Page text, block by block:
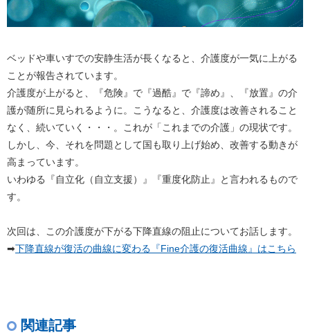
ベッドや車いすでの安静生活が長くなると、介護度が一気に上がる
ことが報告されています。
介護度が上がると、『危険』で『過酷』で『諦め』、『放置』の介
護が随所に見られるように。こうなると、介護度は改善されること
なく、続いていく・・・。これが「これまでの介護」の現状です。
しかし、今、それを問題として国も取り上げ始め、改善する動きが
高まっています。
いわゆる『自立化（自立支援）』『重度化防止』と言われるもので
す。
次回は、この介護度が下がる下降直線の阻止についてお話します。
➡下降直線が復活の曲線に変わる『Fine介護の復活曲線』はこちら
関連記事